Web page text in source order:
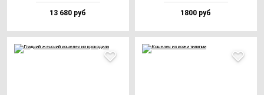
13 680 руб 1800 руб